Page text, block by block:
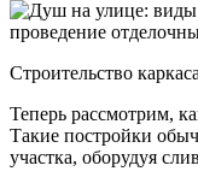
Строительство
Теперь рассмотрим,
Такие постройки
участка, оборудуя